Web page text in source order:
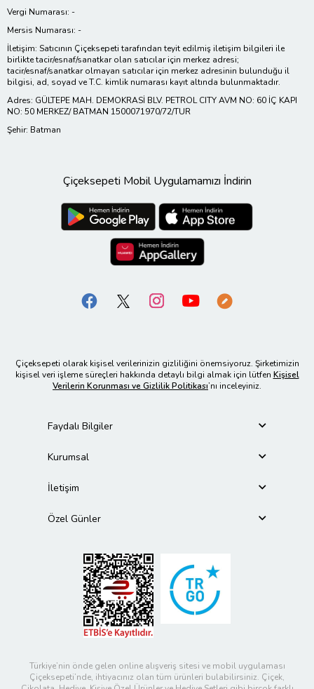
Vergi Numarası: -
Mersis Numarası: -
İletişim: Satıcının Çiçeksepeti tarafından teyit edilmiş iletişim bilgileri ile
birlikte tacir/esnaf/sanatkar olan satıcılar için merkez adresi;
tacir/esnaf/sanatkar olmayan satıcılar için merkez adresinin bulunduğu il
bilgisi, ad, soyad ve T.C. kimlik numarası kayıt altında bulunmaktadır.
Adres: GÜLTEPE MAH. DEMOKRASİ BLV. PETROL CITY AVM NO: 60 İÇ KAPI
NO: 50 MERKEZ/ BATMAN 1500071970/72/TUR
Şehir: Batman
Çiçeksepeti Mobil Uygulamamızı İndirin
Çiçeksepeti olarak kişisel verilerinizin gizliliğini önemsiyoruz. Şirketimizin
kişisel veri işleme süreçleri hakkında detaylı bilgi almak için lütfen Kişisel
Verilerin Korunması ve Gizlilik Politikası’nı inceleyiniz.
Faydalı Bilgiler
Kurumsal
İletişim
Özel Günler
Türkiye’nin önde gelen online alışveriş sitesi ve mobil uygulaması
Çiçeksepeti’nde, ihtiyacınız olan tüm ürünleri bulabilirsiniz. Çiçek,